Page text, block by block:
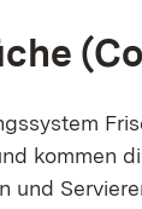
kommen
und